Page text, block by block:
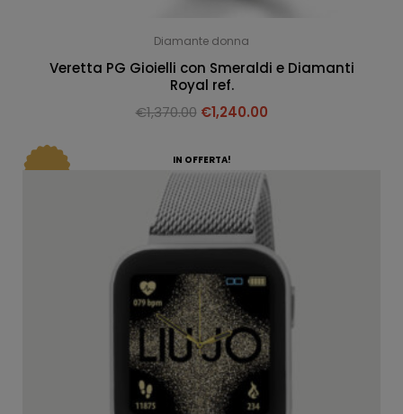
Diamante donna
Veretta PG Gioielli con Smeraldi e Diamanti
Royal ref.
€1,370.00 €1,240.00
IN OFFERTA!